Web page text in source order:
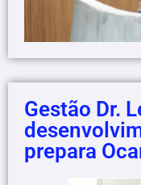
Gestão Dr.
prepara